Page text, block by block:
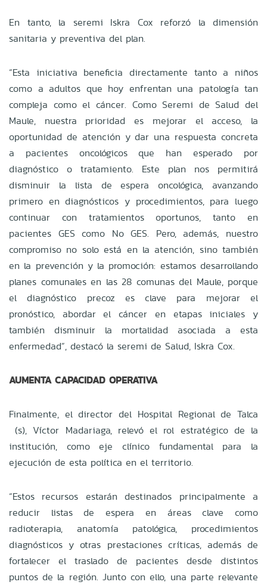
En tanto, la seremi Iskra Cox reforzó la dimensión
sanitaria y preventiva del plan.
“Esta iniciativa beneficia directamente tanto a niños
como a adultos que hoy enfrentan una patología tan
compleja como el cáncer. Como Seremi de Salud del
Maule, nuestra prioridad es mejorar el acceso, la
oportunidad de atención y dar una respuesta concreta
a pacientes oncológicos que han esperado por
diagnóstico o tratamiento. Este plan nos permitirá
disminuir la lista de espera oncológica, avanzando
primero en diagnósticos y procedimientos, para luego
continuar con tratamientos oportunos, tanto en
pacientes GES como No GES. Pero, además, nuestro
compromiso no solo está en la atención, sino también
en la prevención y la promoción: estamos desarrollando
planes comunales en las 28 comunas del Maule, porque
el diagnóstico precoz es clave para mejorar el
pronóstico, abordar el cáncer en etapas iniciales y
también disminuir la mortalidad asociada a esta
enfermedad”, destacó la seremi de Salud, Iskra Cox.
AUMENTA CAPACIDAD OPERATIVA
Finalmente, el director del Hospital Regional de Talca
(s), Víctor Madariaga, relevó el rol estratégico de la
institución, como eje clínico fundamental para la
ejecución de esta política en el territorio.
“Estos recursos estarán destinados principalmente a
reducir listas de espera en áreas clave como
radioterapia, anatomía patológica, procedimientos
diagnósticos y otras prestaciones críticas, además de
fortalecer el traslado de pacientes desde distintos
puntos de la región. Junto con ello, una parte relevante